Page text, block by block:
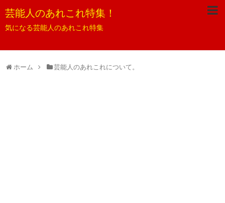
芸能人のあれこれ特集！
気になる芸能人のあれこれ特集
ホーム 芸能人のあれこれについて。